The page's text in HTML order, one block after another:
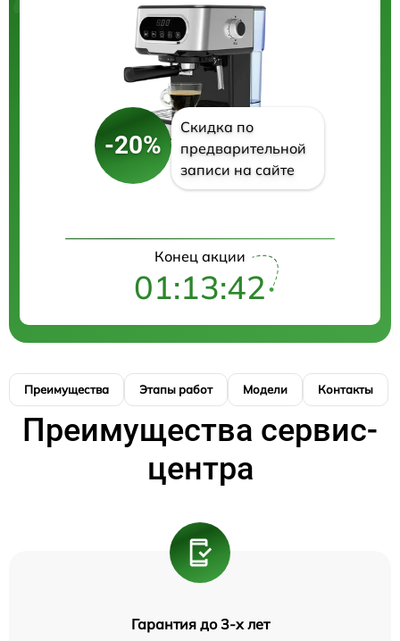
-20%
Скидка по
предварительной
записи на сайте
Конец акции
01:13:42
Преимущества Этапы работ Модели Контакты
Преимущества сервис-
центра
Гарантия до 3-х лет